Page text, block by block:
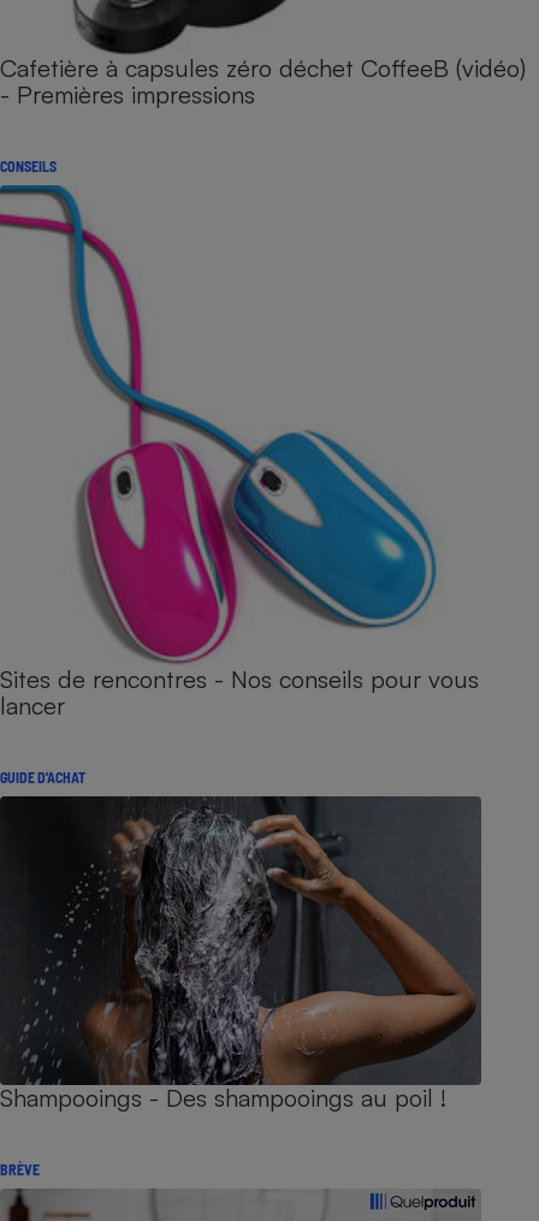
Cafetière à capsules zéro déchet CoffeeB (vidéo)
- Premières impressions
CONSEILS
Sites de rencontres - Nos conseils pour vous
lancer
GUIDE D'ACHAT
Shampooings - Des shampooings au poil !
BRÈVE